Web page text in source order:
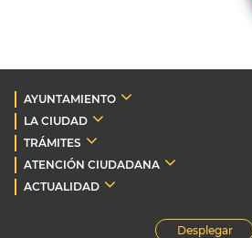
AYUNTAMIENTO
LA CIUDAD
TRÁMITES
ATENCIÓN CIUDADANA
ACTUALIDAD
Desplegar